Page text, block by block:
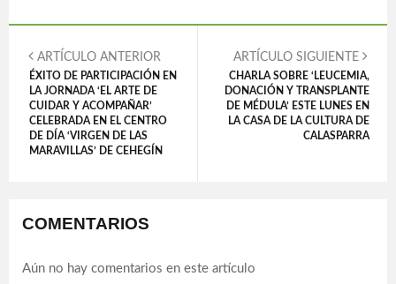
ARTÍCULO ANTERIOR
ÉXITO DE PARTICIPACIÓN EN
LA JORNADA ‘EL ARTE DE
CUIDAR Y ACOMPAÑAR’
CELEBRADA EN EL CENTRO
DE DÍA ‘VIRGEN DE LAS
MARAVILLAS’ DE CEHEGÍN
ARTÍCULO SIGUIENTE
CHARLA SOBRE ‘LEUCEMIA,
DONACIÓN Y TRANSPLANTE
DE MÉDULA’ ESTE LUNES EN
LA CASA DE LA CULTURA DE
CALASPARRA
COMENTARIOS
Aún no hay comentarios en este artículo